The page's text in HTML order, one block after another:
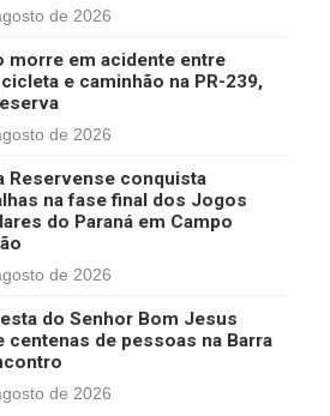
de 2026
morre em acidente entre
e caminhão na PR-239,
de 2026
Reservense conquista
na fase final dos Jogos
do Paraná em Campo
de 2026
do Senhor Bom Jesus
centenas de pessoas na Barra
de 2026